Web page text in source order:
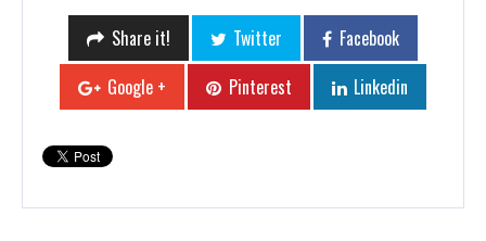
Share it! Twitter
Facebook
Google +
Pinterest Linkedin